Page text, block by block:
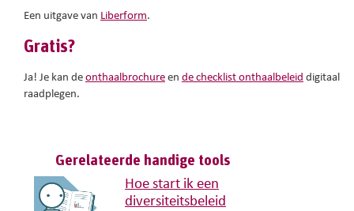
Een uitgave van Liberform.
Gratis?
Ja ! Je kan de onthaalbrochure en de checklist onthaalbeleid digitaal
raadplegen.
Gerelateerde handige tools
Hoe start ik een
diversiteitsbeleid